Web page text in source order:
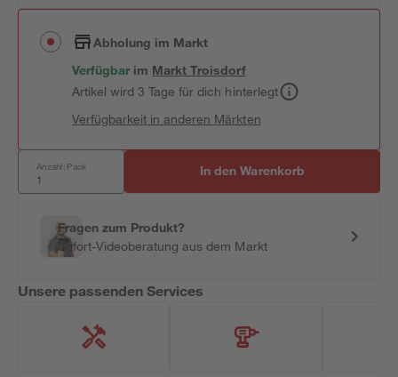
Abholung im Markt
Verfügbar im MarktTroisdorf
Artikel wird 3 Tage für dich hinterlegt
Verfügbarkeit in anderen Märkten
Anzahl: Pack In den Warenkorb
Fragen zum Produkt?
Sofort-Videoberatung aus dem Markt
Unsere passenden Services